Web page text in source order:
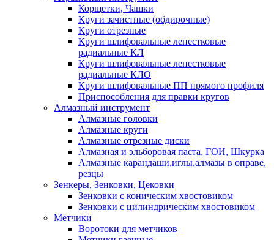
Корщетки, Чашки
Круги зачистные (обдирочные)
Круги отрезные
Круги шлифовальные лепестковые
радиальные КЛ
Круги шлифовальные лепестковые
радиальные КЛО
Круги шлифовальные ПП прямого профиля
Приспособления для правки кругов
Алмазный инструмент
Алмазные головки
Алмазные круги
Алмазные отрезные диски
Алмазная и эльборовая паста, ГОИ, Шкурка
Алмазные карандаши,иглы,алмазы в оправе,
резцы
Зенкеры, Зенковки, Цековки
Зенковки с коническим хвостовиком
Зенковки с цилиндрическим хвостовиком
Метчики
Воротоки для метчиков